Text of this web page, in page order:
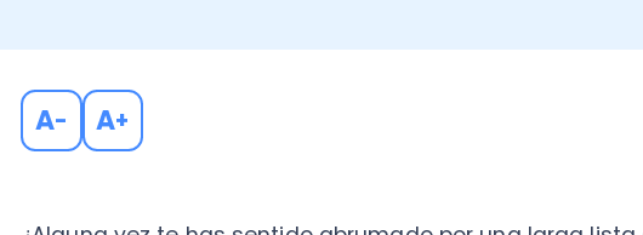
¿Alguna vez te has sentido abrumado por una larga lista de